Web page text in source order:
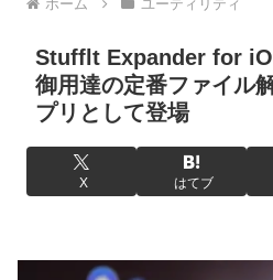
ホーム ユーティリティ
Stufflt Expander for
御用達の定番ファイル
プリとして登場
X はてブ